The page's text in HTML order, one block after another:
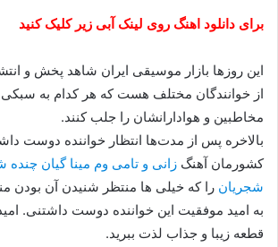
برای دانلود اهنگ روی لینک آبی زیر کلیک کنید
این روزها بازار موسیقی ایران شاهد پخش و
از خوانندگان مختلف هست که هر کدام به
مخاطبین و هوادارانشان را جلب کنند.
بالاخره پس از مدت‌ها انتظار خواننده دوست
کشورمان آهنگ زانی و تامی وم مینا گیان چنده
شجریان را که خیلی ها منتظر شنیدن آن بودن
به امید موفقیت این خواننده دوست داشتنی.
قطعه زیبا و جذاب لذت ببرید.